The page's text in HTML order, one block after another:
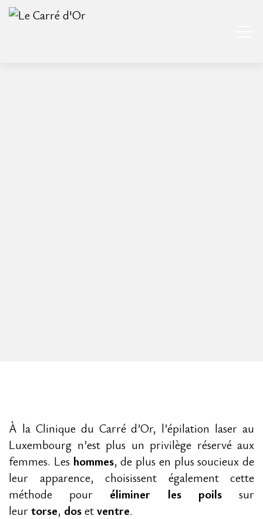
À la Clinique du Carré d’Or, l’épilation laser au
Luxembourg n’est plus un privilège réservé aux
femmes. Les hommes, de plus en plus soucieux de
leur apparence, choisissent également cette
méthode pour éliminer les poilssur
leurtorse, dosetventre.